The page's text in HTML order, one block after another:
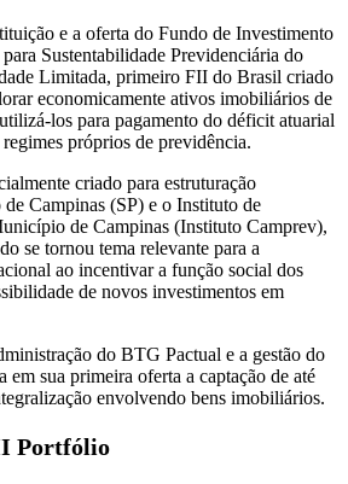
e a oferta do Fundo de Investimento
Sustentabilidade Previdenciária do
Limitada, primeiro FII do Brasil criado
economicamente ativos imobiliários de
los para pagamento do déficit atuarial
próprios de previdência.
criado para estruturação
Campinas (SP) e o Instituto de
de Campinas (Instituto Camprev),
se tornou tema relevante para a
ao incentivar a função social dos
de novos investimentos em
do BTG Pactual e a gestão do
em sua primeira oferta a captação de até
envolvendo bens imobiliários.
Portfólio